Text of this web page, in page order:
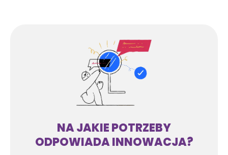
NA JAKIE POTRZEBY
ODPOWIADA INNOWACJA?